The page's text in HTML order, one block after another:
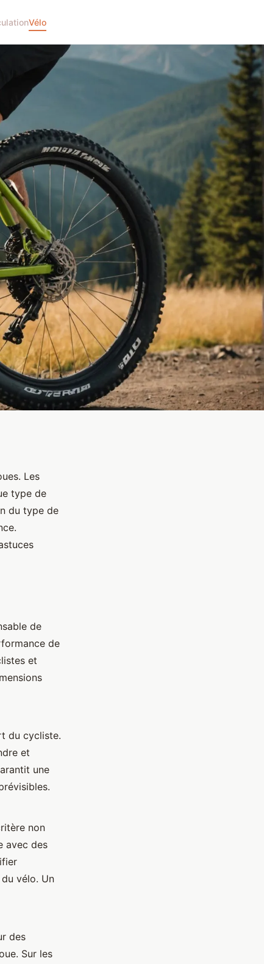
Vélo
Les
type de
du type de
de
de
et
du cycliste.
et
une
non
avec des
vélo. Un
des
Sur les